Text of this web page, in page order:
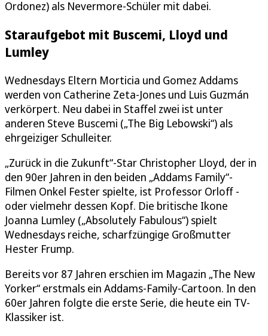
Ordonez) als Nevermore-Schüler mit dabei.
Staraufgebot mit Buscemi, Lloyd und
Lumley
Wednesdays Eltern Morticia und Gomez Addams
werden von Catherine Zeta-Jones und Luis Guzmán
verkörpert. Neu dabei in Staffel zwei ist unter
anderen Steve Buscemi („The Big Lebowski“) als
ehrgeiziger Schulleiter.
„Zurück in die Zukunft“-Star Christopher Lloyd, der in
den 90er Jahren in den beiden „Addams Family“-
Filmen Onkel Fester spielte, ist Professor Orloff -
oder vielmehr dessen Kopf. Die britische Ikone
Joanna Lumley („Absolutely Fabulous“) spielt
Wednesdays reiche, scharfzüngige Großmutter
Hester Frump.
Bereits vor 87 Jahren erschien im Magazin „The New
Yorker“ erstmals ein Addams-Family-Cartoon. In den
60er Jahren folgte die erste Serie, die heute ein TV-
Klassiker ist.